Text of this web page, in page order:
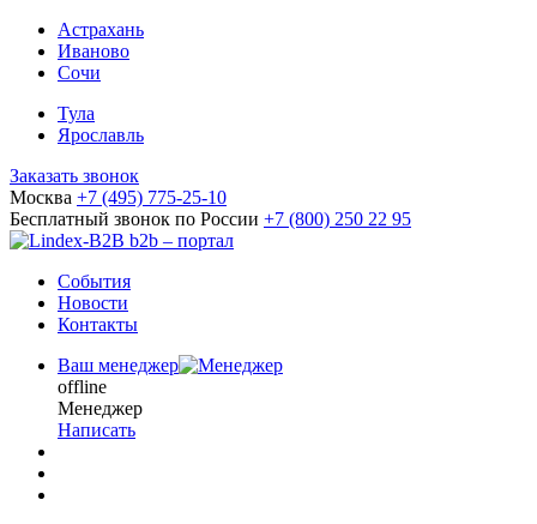
Астрахань
Иваново
Сочи
Тула
Ярославль
Заказать звонок
Москва +7 (495) 775-25-10
Бесплатный звонок по России +7 (800) 250 22 95
b2b – портал
События
Новости
Контакты
Ваш менеджер
offline
Менеджер
Написать